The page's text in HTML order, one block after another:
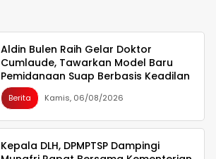
Aldin Bulen Raih Gelar Doktor
Cumlaude, Tawarkan Model Baru
Pemidanaan Suap Berbasis Keadilan
Berita Kamis, 06/08/2026
Kepala DLH, DPMPTSP Dampingi